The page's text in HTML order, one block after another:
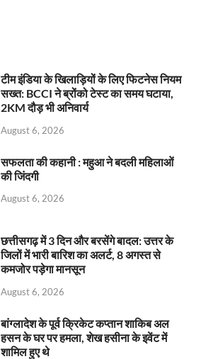
टीम इंडिया के खिलाड़ियों के लिए फिटनेस नियम
सख्त: BCCI ने ब्रोंको टेस्ट का समय घटाया,
2KM दौड़ भी अनिवार्य
August 6, 2026
सफलता की कहानी : महुआ ने बदली महिलाओं
की जिंदगी
August 6, 2026
छत्तीसगढ़ में 3 दिन और बरसेंगे बादल: उत्तर के
जिलों में भारी बारिश का अलर्ट, 8 अगस्त से
कमजोर पड़ेगा मानसून
August 6, 2026
बांग्लादेश के पूर्व क्रिकेट कप्तान शाकिब अल
हसन के घर पर हमला, शेख हसीना के इवेंट में
शामिल हुए थे